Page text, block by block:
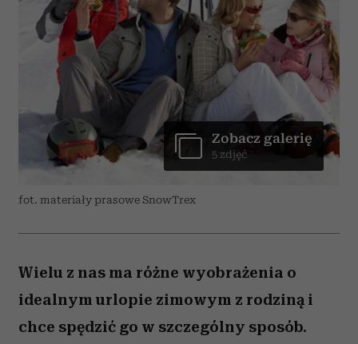
fot. materiały prasowe SnowTrex
Zobacz galerię
5 zdjęć
Wielu z nas ma różne wyobrażenia o
idealnym urlopie zimowym z rodziną i
chce spędzić go w szczególny sposób.